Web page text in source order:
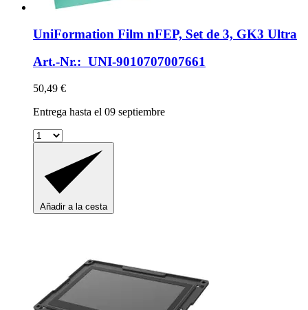
UniFormation Film nFEP, Set de 3, GK3 Ultra
Art.-Nr.: UNI-9010707007661
50,49 €
Entrega hasta el 09 septiembre
Añadir a la cesta